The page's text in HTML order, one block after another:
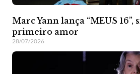
Marc Yann lança “MEUS 16”,
primeiro amor
28/07/2026